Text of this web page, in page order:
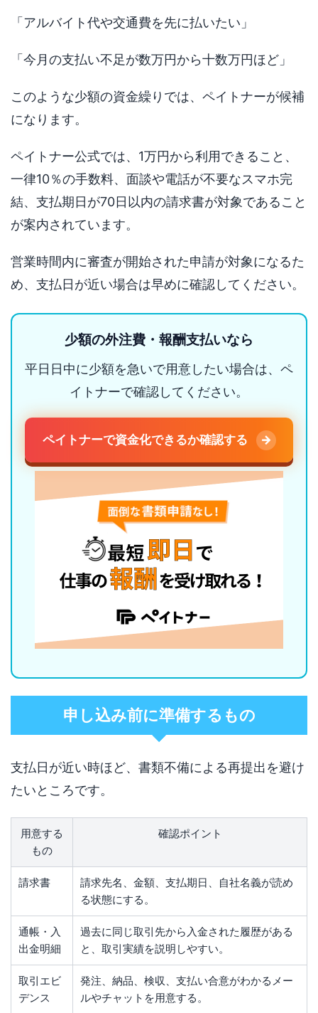
「アルバイト代や交通費を先に払いたい」
「今月の支払い不足が数万円から十数万円ほど」
このような少額の資金繰りでは、ペイトナーが候補
になります。
ペイトナー公式では、1万円から利用できること、
一律10％の手数料、面談や電話が不要なスマホ完
結、支払期日が70日以内の請求書が対象であること
が案内されています。
営業時間内に審査が開始された申請が対象になるた
め、支払日が近い場合は早めに確認してください。
少額の外注費・報酬支払いなら
平日日中に少額を急いで用意したい場合は、ペ
イトナーで確認してください。
ペイトナーで資金化できるか確認する
申し込み前に準備するもの
支払日が近い時ほど、書類不備による再提出を避け
たいところです。
用意する
もの
確認ポイント
請求書
請求先名、金額、支払期日、自社名義が読め
る状態にする。
通帳・入
出金明細
過去に同じ取引先から入金された履歴がある
と、取引実績を説明しやすい。
取引エビ
デンス
発注、納品、検収、支払い合意がわかるメー
ルやチャットを用意する。